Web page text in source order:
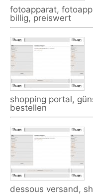
fotoapparat,
billig, preiswert
shopping portal,
bestellen
dessous versand,